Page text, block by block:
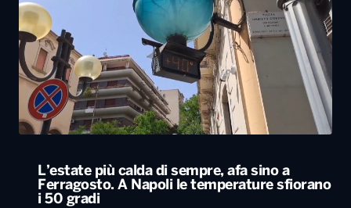
L’estate più calda di sempre, afa sino a
Ferragosto. A Napoli le temperature sfiorano
i 50 gradi